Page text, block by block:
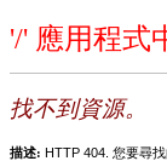
'/' 應用程式
找不到資源。
描述: HTTP 404. 您要尋